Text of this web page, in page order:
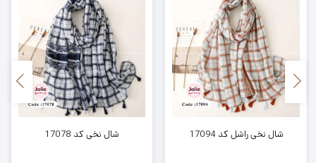
شال نخی راشل کد 17094 شال نخی کد 17078